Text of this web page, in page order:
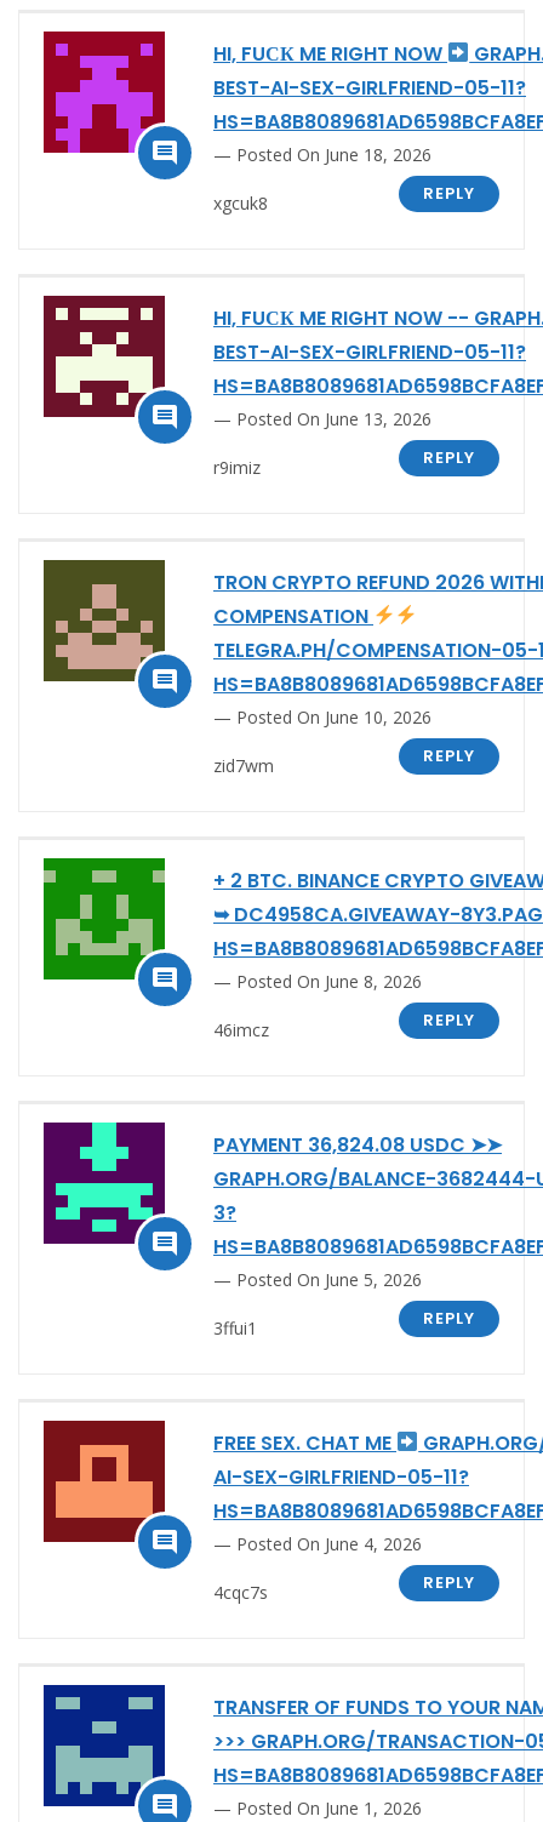

HI, FUСК ME RIGHT NOW
BEST-AI-SEX-GIRLFRIEND-05-11?
Posted On June 18, 2026
REPLY
xgcuk8

HI, FUСК ME RIGHT NOW --
BEST-AI-SEX-GIRLFRIEND-05-11?
Posted On June 13, 2026
REPLY
r9imiz

TRON CRYPTO REFUND 2026
COMPENSATION
TELEGRA.PH/COMPENSATION-
Posted On June 10, 2026
REPLY
zid7wm

+ 2 BTC. BINANCE CRYPTO
➥ DC4958CA.GIVEAWAY-
Posted On June 8, 2026
REPLY
46imcz

PAYMENT 36,824.08 USDC ➤➤
GRAPH.ORG/BALANCE-
3?
Posted On June 5, 2026
REPLY
3ffui1

FREE SEX. CHAT ME
AI-SEX-GIRLFRIEND-05-11?
Posted On June 4, 2026
REPLY
4cqc7s

TRANSFER OF FUNDS TO YOUR
>>> GRAPH.ORG/
Posted On June 1, 2026